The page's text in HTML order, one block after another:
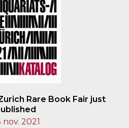
Rare Book Fair just
nov. 2021